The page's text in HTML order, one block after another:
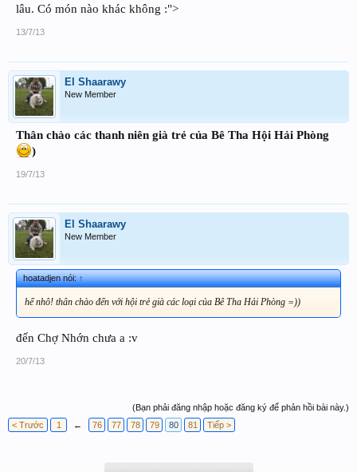
lâu. Có món nào khác không :">
13/7/13
El Shaarawy
New Member
Thân chào các thanh niên già trẻ của Bê Tha Hội Hải Phòng
)
19/7/13
El Shaarawy
New Member
hoatadjen nói:↑
hế nhô! thân chào đến với hội trẻ già các loại của Bê Tha Hải Phòng =))
đến Chợ Nhớn chưa a :v
20/7/13
(Bạn phải đăng nhập hoặc đăng ký để phản hồi bài này.)
< Trước
1 ← 76 77 78 79 80 81 Tiếp >